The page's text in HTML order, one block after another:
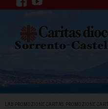
facebookyoutube
LAB PROMOZIONE CARITAS PROMOZIONE